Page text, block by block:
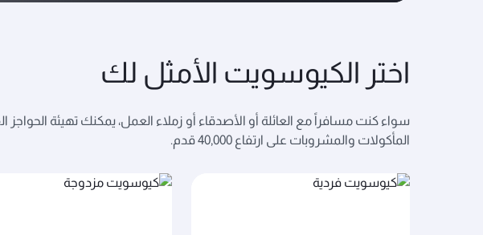
اختر الكيوسويت الأمثل لك
سواء كنت مسافراً مع العائلة أو الأصدقاء أو زملاء العمل، يمكنك تهيئة
المأكولات والمشروبات على ارتفاع 40,000 قدم.